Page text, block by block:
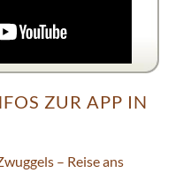
ZUR APP IN
– Reise ans